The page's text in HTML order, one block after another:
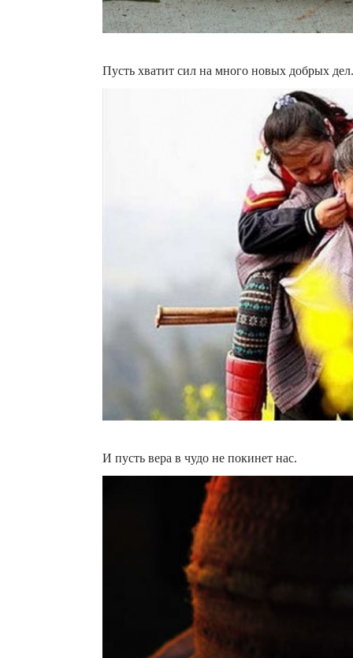
Пусть хватит сил на много новых добрых дел.
И пусть вера в чудо не покинет нас.